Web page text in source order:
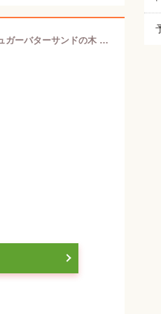
シュガーバターの木 あまおう苺バター 12個入×1箱 ストロベリー いちご シュガーバターサンドの木 ギフト 博多